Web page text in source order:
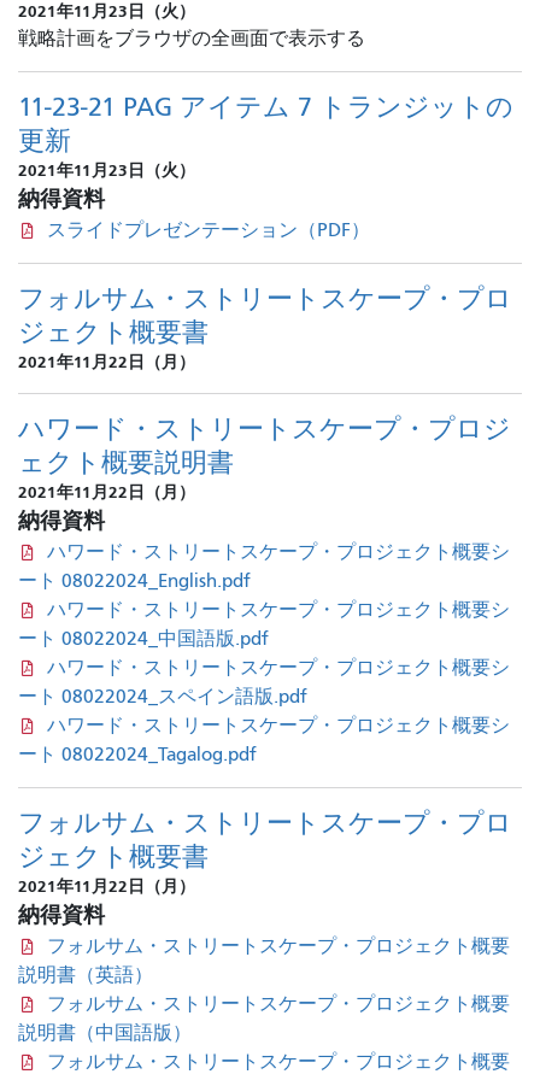
2021年11月23日（火）
戦略計画をブラウザの全画面で表示する
11-23-21 PAG アイテム 7 トランジットの
更新
2021年11月23日（火）
納得資料
スライドプレゼンテーション（PDF）
フォルサム・ストリートスケープ・プロ
ジェクト概要書
2021年11月22日（月）
ハワード・ストリートスケープ・プロジ
ェクト概要説明書
2021年11月22日（月）
納得資料
ハワード・ストリートスケープ・プロジェクト概要シ
ート 08022024_English.pdf
ハワード・ストリートスケープ・プロジェクト概要シ
ート 08022024_中国語版.pdf
ハワード・ストリートスケープ・プロジェクト概要シ
ート 08022024_スペイン語版.pdf
ハワード・ストリートスケープ・プロジェクト概要シ
ート 08022024_Tagalog.pdf
フォルサム・ストリートスケープ・プロ
ジェクト概要書
2021年11月22日（月）
納得資料
フォルサム・ストリートスケープ・プロジェクト概要
説明書（英語）
フォルサム・ストリートスケープ・プロジェクト概要
説明書（中国語版）
フォルサム・ストリートスケープ・プロジェクト概要